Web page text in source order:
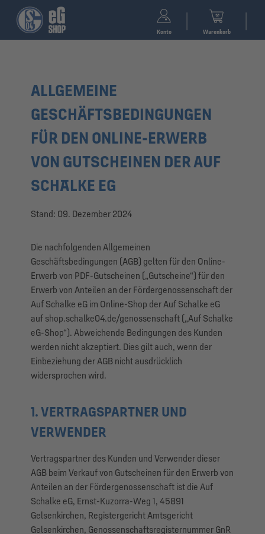
Konto Warenkorb
ALLGEMEINE
GESCHÄFTSBEDINGUNGEN
FÜR DEN ONLINE-ERWERB
VON GUTSCHEINEN DER AUF
SCHALKE EG
Stand: 09. Dezember 2024
Die nachfolgenden Allgemeinen
Geschäftsbedingungen (AGB) gelten für den Online-
Erwerb von PDF-Gutscheinen („Gutscheine“) für den
Erwerb von Anteilen an der Fördergenossenschaft der
Auf Schalke eG im Online-Shop der Auf Schalke eG
auf shop.schalke04.de/genossenschaft („Auf Schalke
eG-Shop“). Abweichende Bedingungen des Kunden
werden nicht akzeptiert. Dies gilt auch, wenn der
Einbeziehung der AGB nicht ausdrücklich
widersprochen wird.
1. VERTRAGSPARTNER UND
VERWENDER
Vertragspartner des Kunden und Verwender dieser
AGB beim Verkauf von Gutscheinen für den Erwerb von
Anteilen an der Fördergenossenschaft ist die Auf
Schalke eG, Ernst-Kuzorra-Weg 1, 45891
Gelsenkirchen, Registergericht Amtsgericht
Gelsenkirchen, Genossenschaftsregisternummer GnR